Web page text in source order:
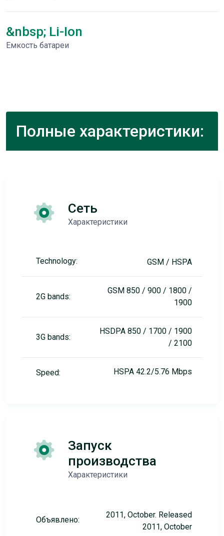
&nbsp; Li-Ion
Емкость батареи
Полные характеристики:
Сеть
Характеристики
Technology: GSM / HSPA
2G bands:
GSM 850 / 900 / 1800 /
1900
3G bands:
HSDPA 850 / 1700 / 1900
/ 2100
Speed: HSPA 42.2/5.76 Mbps
Запуск
производства
Характеристики
Объявлено:
2011, October. Released
2011, October